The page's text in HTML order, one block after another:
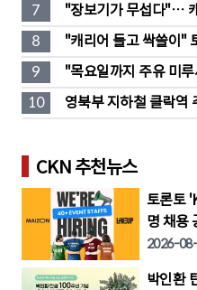
7
"장보기가 무섭다"…
부담'
8
"캐리어 들고 싹쓸이"
훔친 물건 재유통
9
"목요일까지 주유 미
고
10
영북부 지하철 클락역
트리트 바뀐다”
CKN 추천뉴스
토론토
명 채용
2026-
박인환